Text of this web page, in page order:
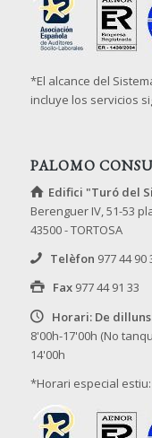
*El alcance del
incluye los servicios
PALOMO
Edifici "Turó del
Berenguer IV, 51-53
43500 - TORTOSA
Telèfon 977 44 90
Fax 977 44 91 33
Horari: De
8'00h-17'00h (No
14'00h
*Horari especial